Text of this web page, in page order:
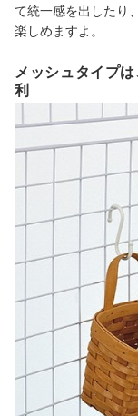
て統一感を出したり
楽しめますよ。
メッシュタイプ
利